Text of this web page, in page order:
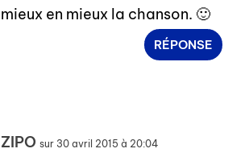
mieux en mieux la chanson. 🙂
RÉPONSE
ZIPO sur 30 avril 2015 à 20:04